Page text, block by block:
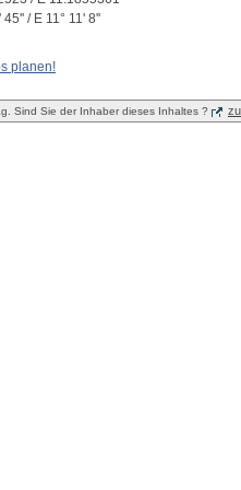
45'' / E 11° 11' 8''
planen!
Sind Sie der Inhaber dieses Inhaltes ?